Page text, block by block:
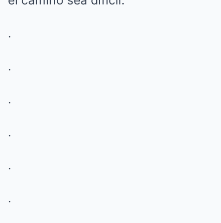
.
.
.
.
.
.